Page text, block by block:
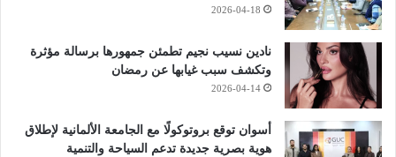
2026-04-18
نادين نسيب نجيم تطمئن جمهورها برسالة مؤثرة
وتكشف سبب غيابها عن رمضان
2026-04-14
أسوان توقع بروتوكولًا مع الجامعة الألمانية لإطلاق
هوية بصرية جديدة تدعم السياحة والتنمية